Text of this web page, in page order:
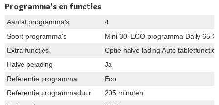
Programma's en functies
Aantal programma's
4
Soort programma's
Mini 30' ECO programma Daily 65
Extra functies
Optie halve lading Auto tabletfunctie
Halve belading
Ja
Referentie programma
Eco
Referentie programmaduur
205 minuten